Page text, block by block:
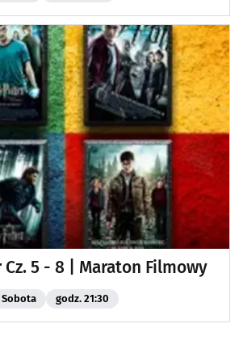
5 - 8 | Maraton Filmowy
Sobota godz. 21:30